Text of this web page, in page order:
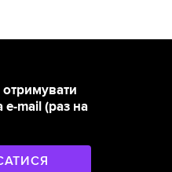
e-mail (раз на